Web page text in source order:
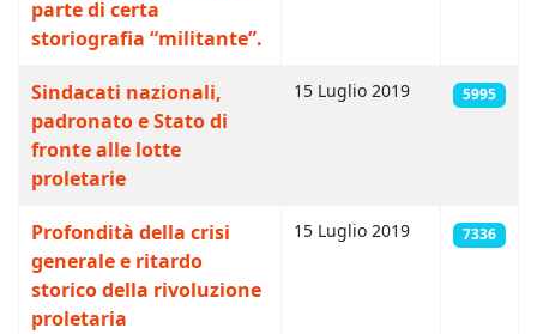
parte di certa
storiografia “militante”.
Sindacati nazionali,
padronato e Stato di
fronte alle lotte
proletarie
15 Luglio 2019 5995
Profondità della crisi
generale e ritardo
storico della rivoluzione
proletaria
15 Luglio 2019 7336